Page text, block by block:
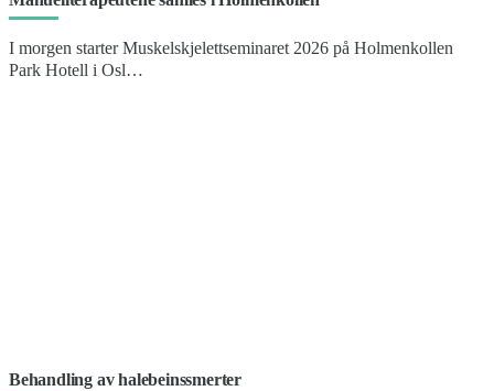
I morgen starter Muskelskjelettseminaret 2026 på Holmenkollen
Park Hotell i Osl…
Behandling av halebeinssmerter